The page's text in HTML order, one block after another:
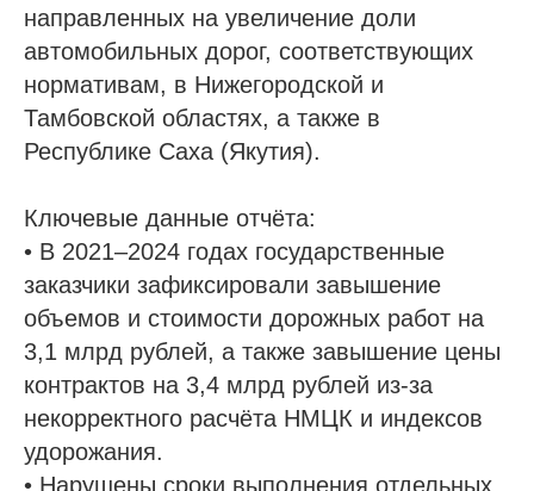
направленных на увеличение доли
автомобильных дорог, соответствующих
нормативам, в Нижегородской и
Тамбовской областях, а также в
Республике Саха (Якутия).
Ключевые данные отчёта:
• В 2021–2024 годах государственные
заказчики зафиксировали завышение
объемов и стоимости дорожных работ на
3,1 млрд рублей, а также завышение цены
контрактов на 3,4 млрд рублей из-за
некорректного расчёта НМЦК и индексов
удорожания.
• Нарушены сроки выполнения отдельных